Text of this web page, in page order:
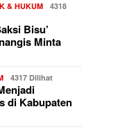
& HUKUM
4318
Bisu’
Minta
4317 Dilihat
di Kabupaten